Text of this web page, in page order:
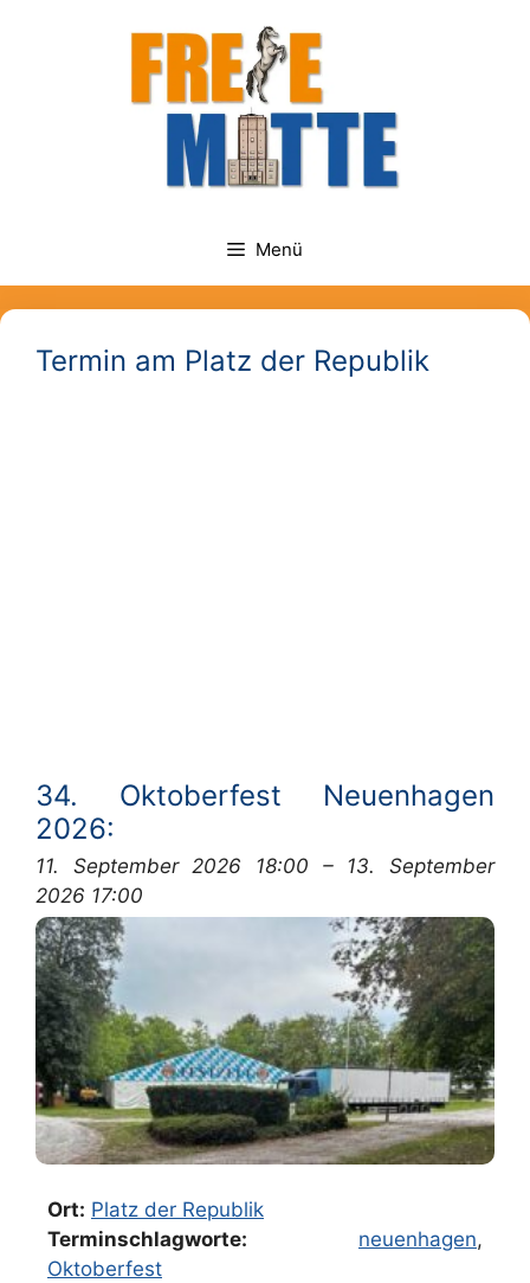
Menü
Termin am Platz der Republik
34. Oktoberfest Neuenhagen
2026:
11. September 2026 18:00 – 13. September
2026 17:00
Ort: Platz der Republik
Terminschlagworte:
neuenhagen,
Oktoberfest